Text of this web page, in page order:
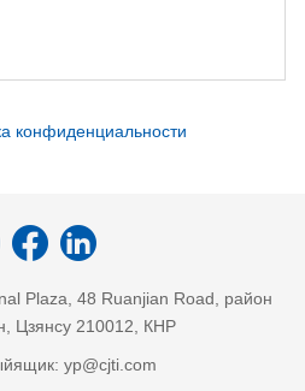
конфиденциальности
Plaza, 48 Ruanjian Road, район
Цзянсу 210012, КНР
yp@cjti.com